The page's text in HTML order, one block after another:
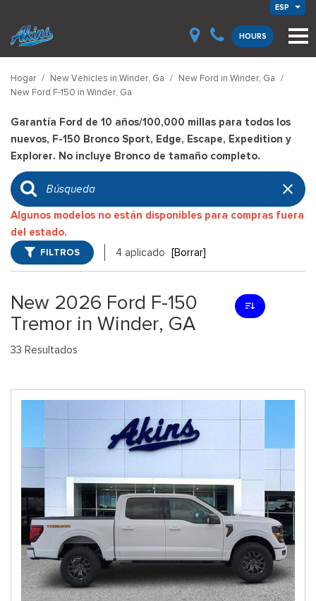
ESP
HOURS
Hogar / New Vehicles in Winder, Ga / New Ford in Winder, Ga /
New Ford F-150 in Winder, Ga
Garantía Ford de 10 años/100,000 millas para todos los
nuevos, F-150 Bronco Sport, Edge, Escape, Expedition y
Explorer. No incluye Bronco de tamaño completo.
Algunos modelos no están disponibles para compras fuera
del estado.
FILTROS 4 aplicado [Borrar]
New 2026 Ford F-150
Tremor in Winder, GA
33 Resultados